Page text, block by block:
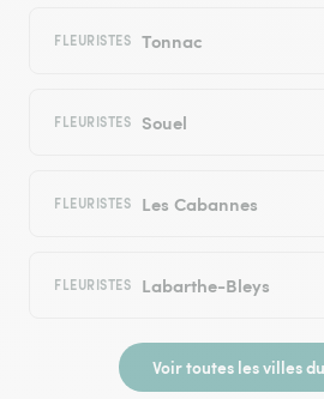
FLEURISTES Tonnac
FLEURISTES Souel
FLEURISTES Les Cabannes
FLEURISTES Labarthe-Bleys
Voir toutes les villes